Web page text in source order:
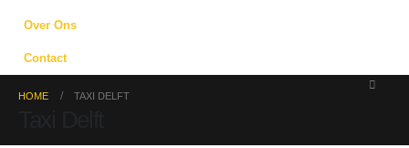
Over Ons
Contact
HOME TAXI DELFT